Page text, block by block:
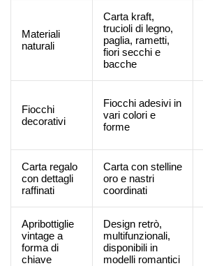
Materiali
naturali
Carta kraft,
trucioli di legno,
paglia, rametti,
fiori secchi e
bacche
Fiocchi
decorativi
Fiocchi adesivi in
vari colori e
forme
Carta regalo
con dettagli
raffinati
Carta con stelline
oro e nastri
coordinati
Apribottiglie
vintage a
forma di
chiave
Design retrò,
multifunzionali,
disponibili in
modelli romantici